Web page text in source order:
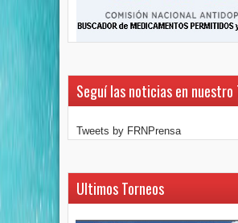
Seguí las noticias en
Tweets by FRNPrensa
Ultimos Torneos